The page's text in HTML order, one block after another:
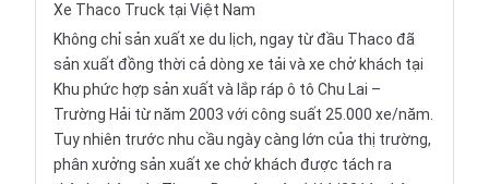
Xe Thaco Truck tại Việt Nam
Không chỉ sản xuất xe du lịch, ngay từ đầu Thaco đã
sản xuất đồng thời cả dòng xe tải và xe chở khách tại
Khu phức hợp sản xuất và lắp ráp ô tô Chu Lai –
Trường Hải từ năm 2003 với công suất 25.000 xe/năm.
Tuy nhiên trước nhu cầu ngày càng lớn của thị trường,
phân xưởng sản xuất xe chở khách được tách ra